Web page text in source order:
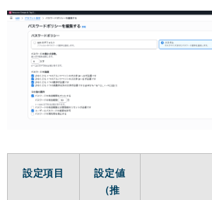
設定項目
設定値
（推